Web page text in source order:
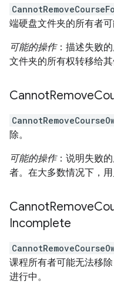
端硬盘文件夹的所有者可
可能的操作：描述失败
文件夹的所有权转移给其
CannotRemove
除。
可能的操作：说明失败
者。在大多数情况下，
CannotRemove
Incomplete
课程所有者可能无法移
进行中。